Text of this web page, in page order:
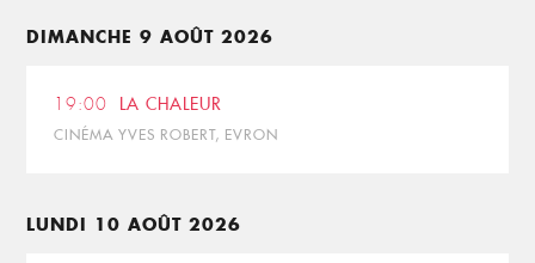
DIMANCHE 9 AOÛT 2026
19:00 LA CHALEUR
CINÉMA YVES ROBERT, EVRON
LUNDI 10 AOÛT 2026